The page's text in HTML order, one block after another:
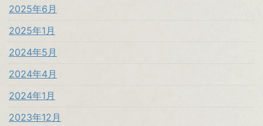
2025年6月
2025年1月
2024年5月
2024年4月
2024年1月
2023年12月